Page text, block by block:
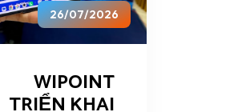
26/07/2026
WIPOINT
TRIỂN KHAI